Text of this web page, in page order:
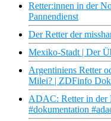
Retter:innen in der
Pannendienst
Der Retter der
Mexiko-Stadt | Der
Argentiniens Retter
Milei? | ZDFinfo
ADAC: Retter in der
#dokumentation